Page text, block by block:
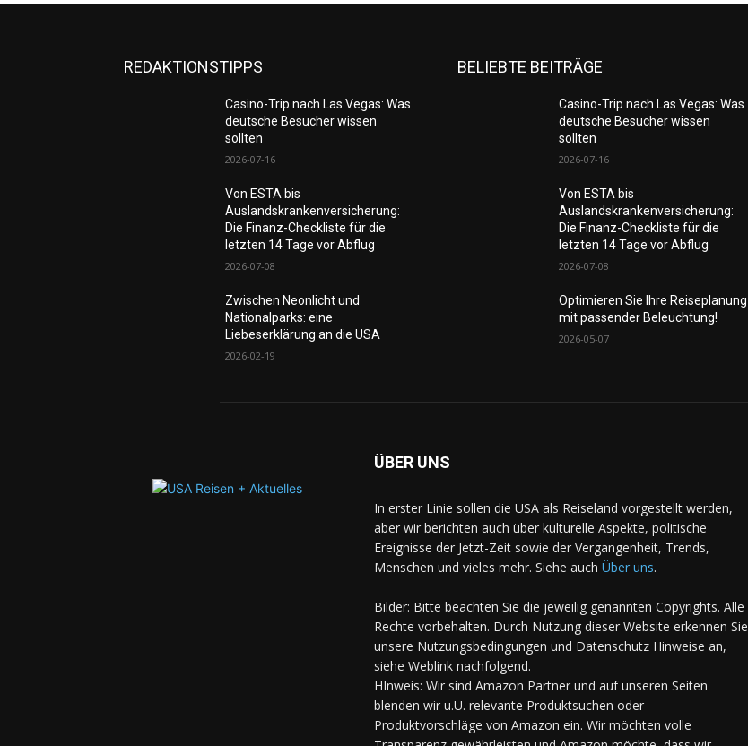
REDAKTIONSTIPPS
Casino-Trip nach Las Vegas: Was
deutsche Besucher wissen
sollten
2026-07-16
Von ESTA bis
Auslandskrankenversicherung:
Die Finanz-Checkliste für die
letzten 14 Tage vor Abflug
2026-07-08
Zwischen Neonlicht und
Nationalparks: eine
Liebeserklärung an die USA
2026-02-19
BELIEBTE BEITRÄGE
Casino-Trip nach Las Vegas: Was
deutsche Besucher wissen
sollten
2026-07-16
Von ESTA bis
Auslandskrankenversicherung:
Die Finanz-Checkliste für die
letzten 14 Tage vor Abflug
2026-07-08
Optimieren Sie Ihre Reiseplanung
mit passender Beleuchtung!
2026-05-07
ÜBER UNS
In erster Linie sollen die USA als Reiseland vorgestellt werden,
aber wir berichten auch über kulturelle Aspekte, politische
Ereignisse der Jetzt-Zeit sowie der Vergangenheit, Trends,
Menschen und vieles mehr. Siehe auch Über uns.
Bilder: Bitte beachten Sie die jeweilig genannten Copyrights. Alle
Rechte vorbehalten. Durch Nutzung dieser Website erkennen Sie
unsere Nutzungsbedingungen und Datenschutz Hinweise an,
siehe Weblink nachfolgend.
HInweis: Wir sind Amazon Partner und auf unseren Seiten
blenden wir u.U. relevante Produktsuchen oder
Produktvorschläge von Amazon ein. Wir möchten volle